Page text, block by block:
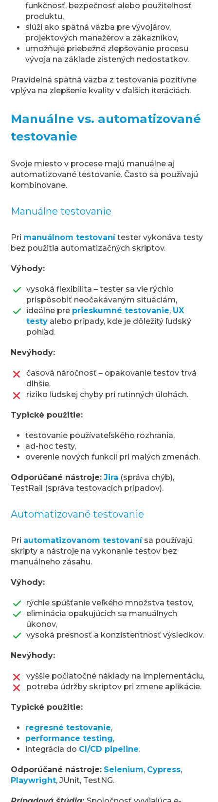
funkčnosť, bezpečnosť alebo použiteľnosť
produktu,
slúži ako spätná väzba pre vývojárov,
projektových manažérov a zákazníkov,
umožňuje priebežné zlepšovanie procesu
vývoja na základe zistených nedostatkov.
Pravidelná spätná väzba z testovania pozitívne
vplýva na zlepšenie kvality v ďalších iteráciách.
Manuálne vs. automatizované
testovanie
Svoje miesto v procese majú manuálne aj
automatizované testovanie. Často sa používajú
kombinovane.
Manuálne testovanie
Pri manuálnom testovanítester vykonáva testy
bez použitia automatizačných skriptov.
Výhody:
vysoká flexibilita – tester sa vie rýchlo
prispôsobiť neočakávaným situáciám,
ideálne pre prieskumné testovanie, UX
testy alebo prípady, kde je dôležitý ľudský
pohľad.
Nevýhody:
časová náročnosť – opakovanie testov trvá
dlhšie,
riziko ľudskej chyby pri rutinných úlohách.
Typické použitie:
testovanie používateľského rozhrania,
ad-hoc testy,
overenie nových funkcií pri malých zmenách.
Odporúčané nástroje: Jira (správa chýb),
TestRail (správa testovacích prípadov).
Automatizované testovanie
Pri automatizovanom testovanísa používajú
skripty a nástroje na vykonanie testov bez
manuálneho zásahu.
Výhody:
rýchle spúšťanie veľkého množstva testov,
eliminácia opakujúcich sa manuálnych
úkonov,
vysoká presnosť a konzistentnosť výsledkov.
Nevýhody:
vyššie počiatočné náklady na implementáciu,
potreba údržby skriptov pri zmene aplikácie.
Typické použitie:
regresné testovanie,
performance testing,
integrácia do CI/CD pipeline.
Odporúčané nástroje: Selenium, Cypress,
Playwright, JUnit, TestNG.